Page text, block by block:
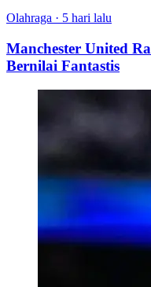
Olahraga · 5 hari lalu
Manchester United
Bernilai Fantastis